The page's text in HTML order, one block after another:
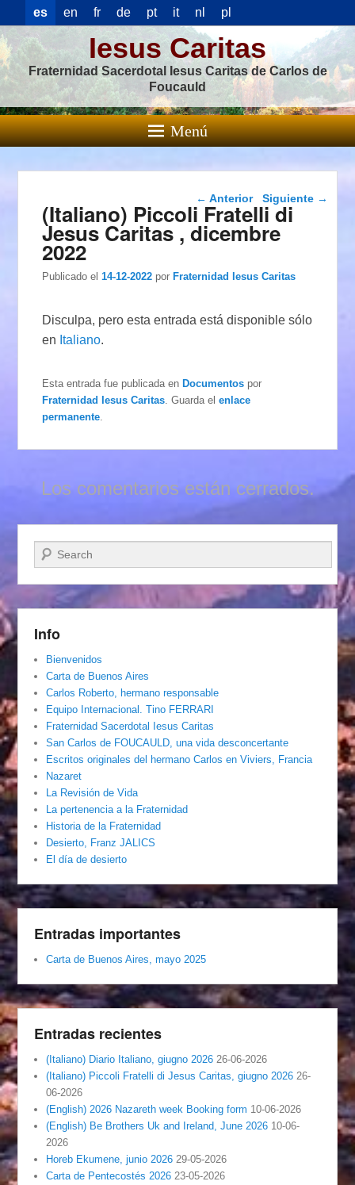
es en fr de pt it nl pl
Iesus Caritas
Fraternidad Sacerdotal Iesus Caritas de Carlos de
Foucauld
Menú
Navegación de
entradas
← Anterior Siguiente →
(Italiano) Piccoli Fratelli di
Jesus Caritas , dicembre
2022
Publicado el 14-12-2022 porFraternidad Iesus Caritas
Disculpa, pero esta entrada está disponible sólo
en Italiano.
Esta entrada fue publicada enDocumentos por
Fraternidad Iesus Caritas . Guarda elenlace
permanente
Los comentarios están cerrados.
Buscar
Info
Bienvenidos
Carta de Buenos Aires
Carlos Roberto, hermano responsable
Equipo Internacional. Tino FERRARI
Fraternidad Sacerdotal Iesus Caritas
San Carlos de FOUCAULD, una vida desconcertante
Escritos originales del hermano Carlos en Viviers, Francia
Nazaret
La Revisión de Vida
La pertenencia a la Fraternidad
Historia de la Fraternidad
Desierto, Franz JALICS
El día de desierto
Entradas importantes
Carta de Buenos Aires, mayo 2025
Entradas recientes
(Italiano) Diario Italiano, giugno 2026 26-06-2026
(Italiano) Piccoli Fratelli di Jesus Caritas, giugno 2026 26-
06-2026
(English) 2026 Nazareth week Booking form 10-06-2026
(English) Be Brothers Uk and Ireland, June 2026 10-06-
2026
Horeb Ekumene, junio 2026 29-05-2026
Carta de Pentecostés 2026 23-05-2026